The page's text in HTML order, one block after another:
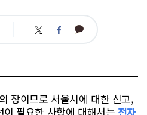
트 페 카
장이므로 서울시에 대한 신고,
필요한 사항에 대해서는 전자